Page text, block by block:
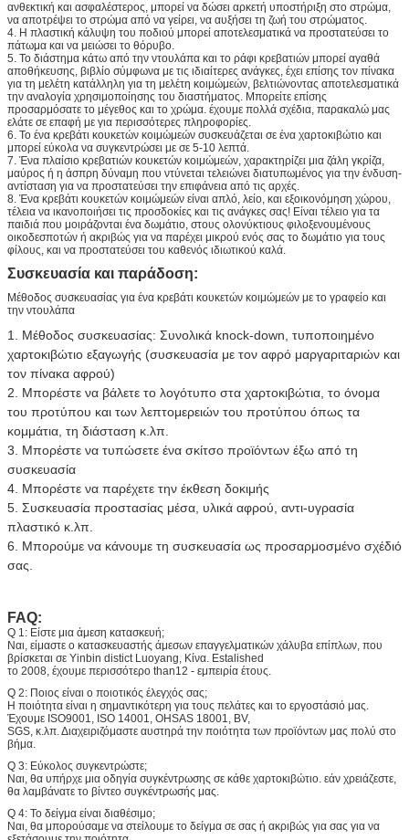
ανθεκτική και ασφαλέστερος, μπορεί να δώσει αρκετή υποστήριξη στο στρώμα,
να αποτρέψει το στρώμα από να γείρει, να αυξήσει τη ζωή του στρώματος.
4. Η πλαστική κάλυψη του ποδιού μπορεί αποτελεσματικά να προστατεύσει το
πάτωμα και να μειώσει το θόρυβο.
5. Το διάστημα κάτω από την ντουλάπα και το ράφι κρεβατιών μπορεί αγαθά
αποθήκευσης, βιβλίο σύμφωνα με τις ιδιαίτερες ανάγκες, έχει επίσης τον πίνακα
για τη μελέτη κατάλληλη για τη μελέτη κοιμώμεών, βελτιώνοντας αποτελεσματικά
την αναλογία χρησιμοποίησης του διαστήματος. Μπορείτε επίσης
προσαρμόσατε το μέγεθος και το χρώμα. έχουμε πολλά σχέδια, παρακαλώ μας
ελάτε σε επαφή με για περισσότερες πληροφορίες.
6. Το ένα κρεβάτι κουκετών κοιμώμεών συσκευάζεται σε ένα χαρτοκιβώτιο και
μπορεί εύκολα να συγκεντρώσει με σε 5-10 λεπτά.
7. Ένα πλαίσιο κρεβατιών κουκετών κοιμώμεών, χαρακτηρίζει μια ζάλη γκρίζα,
μαύρος ή η άσπρη δύναμη που ντύνεται τελειώνει διατυπωμένος για την ένδυση-
αντίσταση για να προστατεύσει την επιφάνεια από τις αρχές.
8. Ένα κρεβάτι κουκετών κοιμώμεών είναι απλό, λείο, και εξοικονόμηση χώρου,
τέλεια να ικανοποιήσει τις προσδοκίες και τις ανάγκες σας! Είναι τέλειο για τα
παιδιά που μοιράζονται ένα δωμάτιο, στους ολονύκτιους φιλοξενουμένους
οικοδεσποτών ή ακριβώς για να παρέχει μικρού ενός σας το δωμάτιο για τους
φίλους, και να προστατεύσει του καθενός ιδιωτικού καλά.
Συσκευασία και παράδοση:
Μέθοδος συσκευασίας για ένα κρεβάτι κουκετών κοιμώμεών με το γραφείο και
την ντουλάπα
1. Μέθοδος συσκευασίας: Συνολικά knock-down, τυποποιημένο
χαρτοκιβώτιο εξαγωγής (συσκευασία με τον αφρό μαργαριταριών και
τον πίνακα αφρού)
2. Μπορέστε να βάλετε το λογότυπο στα χαρτοκιβώτια, το όνομα
του προτύπου και των λεπτομερειών του προτύπου όπως τα
κομμάτια, τη διάσταση κ.λπ.
3. Μπορέστε να τυπώσετε ένα σκίτσο προϊόντων έξω από τη
συσκευασία
4. Μπορέστε να παρέχετε την έκθεση δοκιμής
5. Συσκευασία προστασίας μέσα, υλικά αφρού, αντι-υγρασία
πλαστικό κ.λπ.
6. Μπορούμε να κάνουμε τη συσκευασία ως προσαρμοσμένο σχέδιό
σας.
FAQ:
Q 1: Είστε μια άμεση κατασκευή;
Ναι, είμαστε ο κατασκευαστής άμεσων επαγγελματικών χάλυβα επίπλων, που
βρίσκεται σε Yinbin distict Luoyang, Κίνα. Estalished
το 2008, έχουμε περισσότερο than12 - εμπειρία έτους.
Q 2: Ποιος είναι ο ποιοτικός έλεγχός σας;
Η ποιότητα είναι η σημαντικότερη για τους πελάτες και το εργοστάσιό μας.
Έχουμε ISO9001, ISO 14001, OHSAS 18001, BV,
SGS, κ.λπ. Διαχειριζόμαστε αυστηρά την ποιότητα των προϊόντων μας πολύ στο
βήμα.
Q 3: Εύκολος συγκεντρώστε;
Ναι, θα υπήρχε μια οδηγία συγκέντρωσης σε κάθε χαρτοκιβώτιο. εάν χρειάζεστε,
θα λαμβάνατε το βίντεο συγκέντρωσής μας.
Q 4: Το δείγμα είναι διαθέσιμο;
Ναι, θα μπορούσαμε να στείλουμε το δείγμα σε σας ή ακριβώς για σας για να